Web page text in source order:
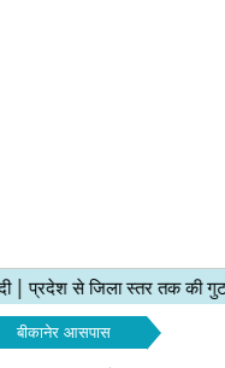
बीकानेर आसपास